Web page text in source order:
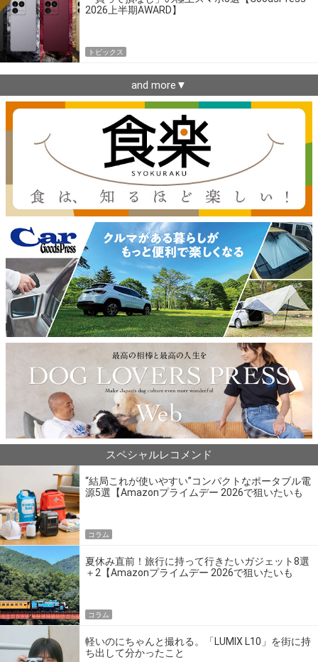
2026上半期AWARD】
トピックス
and more▼
スペシャルレコメンド
“結局これが使いやすい”コンパクトなポータブル電
源5選【Amazonプライムデー 2026で狙いたいも
コラム
夏休み直前！旅行に持って行きたいガジェット8選
＋2【Amazonプライムデー 2026で狙いたいも
コラム
軽いのにちゃんと撮れる。「LUMIX L10」を街に持
ち出して分かったこと